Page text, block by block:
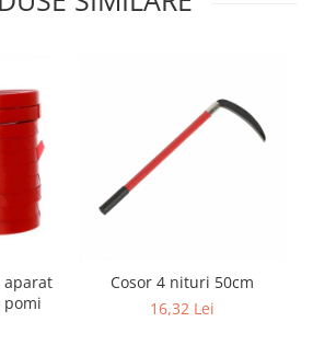
manuale
exterior
aparat
pomi
Cosor 4 nituri 50cm
16,32 Lei